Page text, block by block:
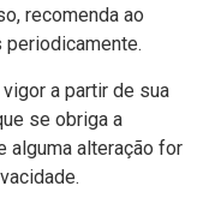
recomenda ao
a partir de sua
se obriga a
alguma alteração for